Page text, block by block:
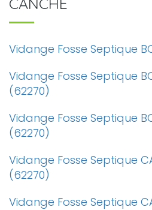
Vidange Fosse Septique
Vidange Fosse Septique
(62270)
Vidange Fosse Septique
(62270)
Vidange Fosse Septique
(62270)
Vidange Fosse Septique